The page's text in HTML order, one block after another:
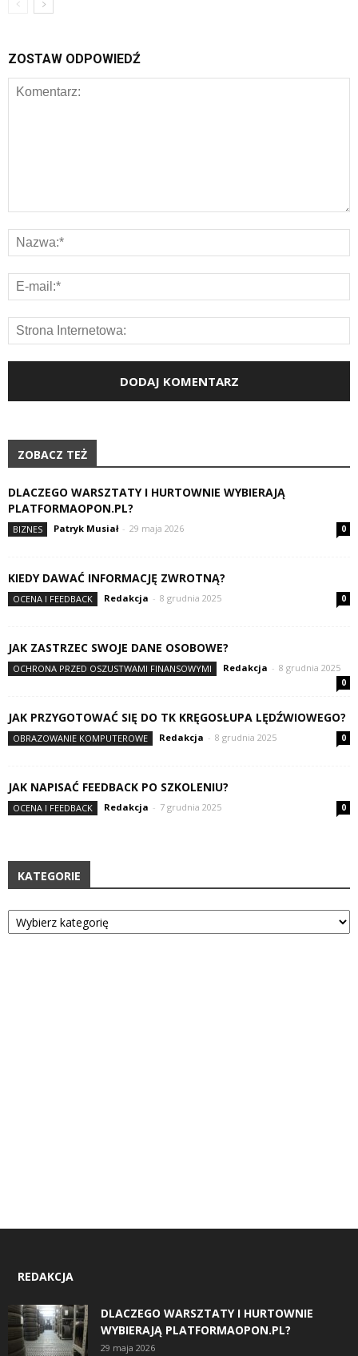
ZOSTAW ODPOWIEDŹ
ZOBACZ TEŻ
DLACZEGO WARSZTATY I HURTOWNIE WYBIERAJĄ
PLATFORMAOPON.PL?
BIZNES Patryk Musiał - 29 maja 2026 0
KIEDY DAWAĆ INFORMACJĘ ZWROTNĄ?
OCENA I FEEDBACK Redakcja - 8 grudnia 2025 0
JAK ZASTRZEC SWOJE DANE OSOBOWE?
OCHRONA PRZED OSZUSTWAMI FINANSOWYMI Redakcja - 8 grudnia 2025
0
JAK PRZYGOTOWAĆ SIĘ DO TK KRĘGOSŁUPA LĘDŹWIOWEGO?
OBRAZOWANIE KOMPUTEROWE Redakcja - 8 grudnia 2025 0
JAK NAPISAĆ FEEDBACK PO SZKOLENIU?
OCENA I FEEDBACK Redakcja - 7 grudnia 2025 0
KATEGORIE
Kategorie
REDAKCJA
DLACZEGO WARSZTATY I HURTOWNIE
WYBIERAJĄ PLATFORMAOPON.PL?
29 maja 2026